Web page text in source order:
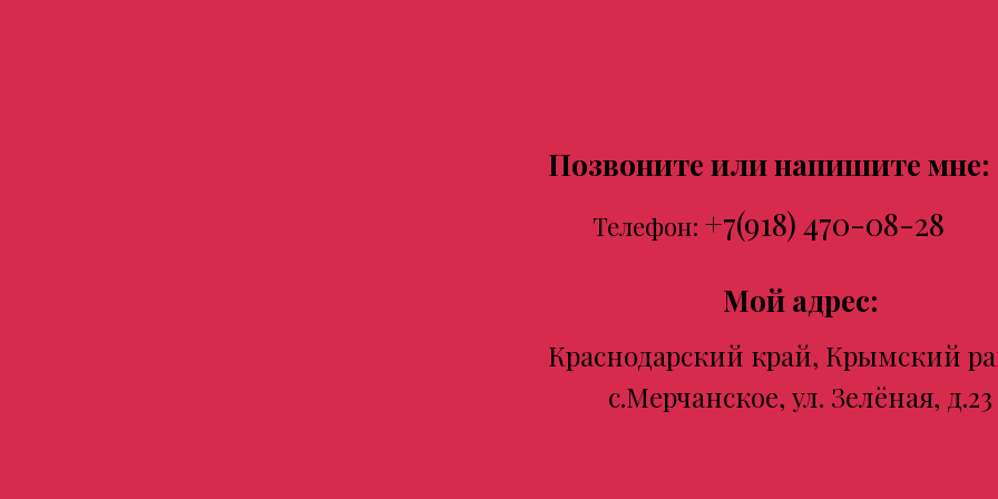
Позвоните или напишите мне:
Телефон: +7(918) 470-08-28
Мой адрес:
Краснодарский край, Крымский
с.Мерчанское, ул. Зелёная, д.23